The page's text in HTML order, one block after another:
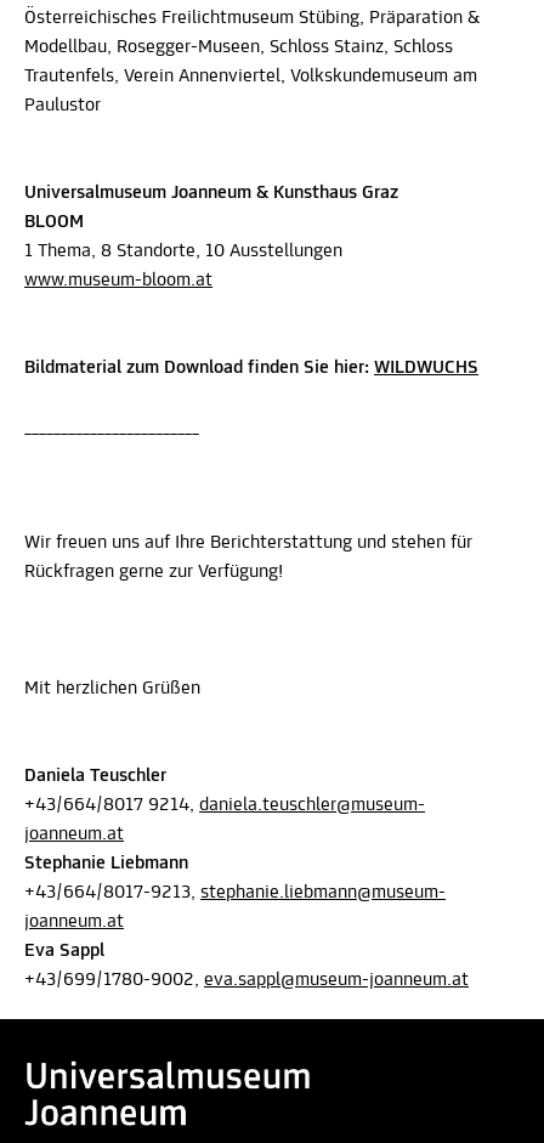
Österreichisches Freilichtmuseum Stübing, Präparation &
Modellbau, Rosegger-Museen, Schloss Stainz, Schloss
Trautenfels, Verein Annenviertel, Volkskundemuseum am
Paulustor
Universalmuseum Joanneum & Kunsthaus Graz
BLOOM
1 Thema, 8 Standorte, 10 Ausstellungen
www.museum-bloom.at
Bildmaterial zum Download finden Sie hier: WILDWUCHS
Wir freuen uns auf Ihre Berichterstattung und stehen für
Rückfragen gerne zur Verfügung!
Mit herzlichen Grüßen
Daniela Teuschler
+43/664/8017 9214, daniela.teuschler@museum-
joanneum.at
Stephanie Liebmann
+43/664/8017-9213, stephanie.liebmann@museum-
joanneum.at
Eva Sappl
+43/699/1780-9002, eva.sappl@museum-joanneum.at